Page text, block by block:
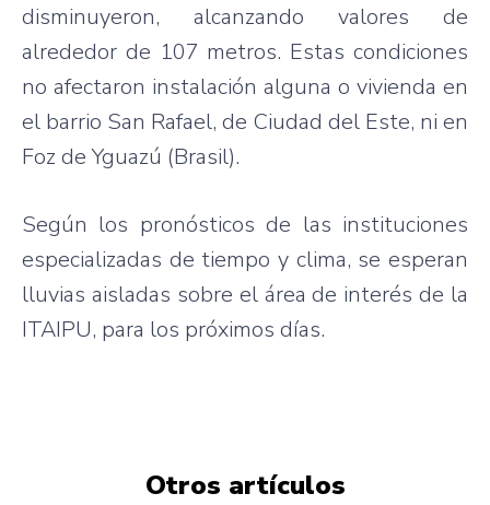
disminuyeron, alcanzando valores de
alrededor de 107 metros. Estas condiciones
no afectaron instalación alguna o vivienda en
el barrio San Rafael, de Ciudad del Este, ni en
Foz de Yguazú (Brasil).
Según los pronósticos de las instituciones
especializadas de tiempo y clima, se esperan
lluvias aisladas sobre el área de interés de la
ITAIPU, para los próximos días.
Otros artículos